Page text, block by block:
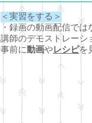
＜実習をする＞
・録画の動画配信で
講師のデモストレーシ
事前に動画やレシピを